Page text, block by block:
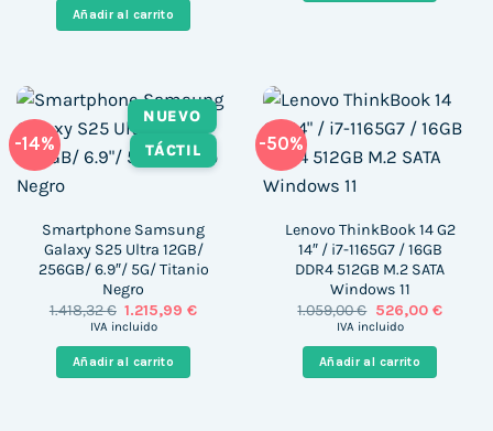
era:
650,00 €.
es:
Añadir al carrito
-14%
NUEVO
TÁCTIL
Smartphone Samsung
Galaxy S25 Ultra 12GB/
256GB/ 6.9″/ 5G/ Titanio
Negro
1.418,32€ El
precio
era:
1.418,32 €.
1.215,99€El
IVA incluido
Añadir al carrito
-50%
Lenovo ThinkBook 14 G2
14″ / i7-1165G7 / 16GB
DDR4 512GB M.2 SATA
Windows 11
1.059,00€ El
precio
era:
1.059,00 €.
526,00 €El
IVA incluido
Añadir al carrito